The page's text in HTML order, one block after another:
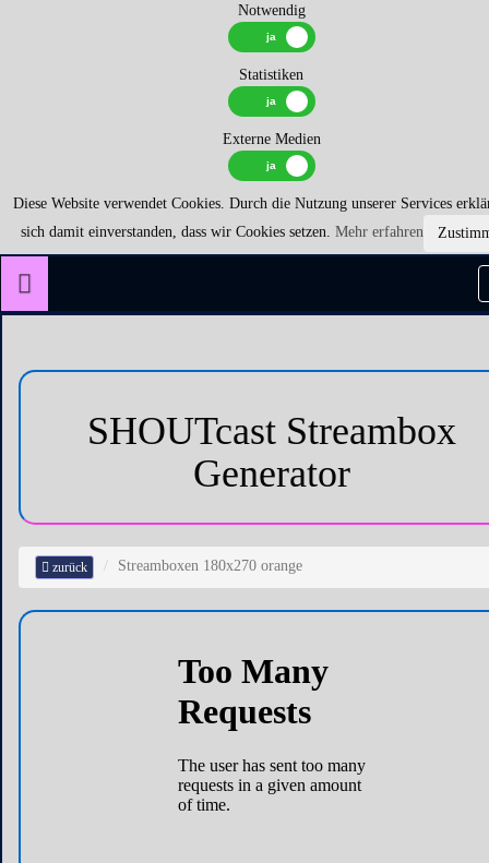
Notwendig
Statistiken
Externe Medien
Diese Website verwendet Cookies. Durch die Nutzung unserer Services
sich damit einverstanden, dass wir Cookies setzen. Mehr erfahren
SHOUTcast Streambox
Generator
zurück Streamboxen 180x270 orange